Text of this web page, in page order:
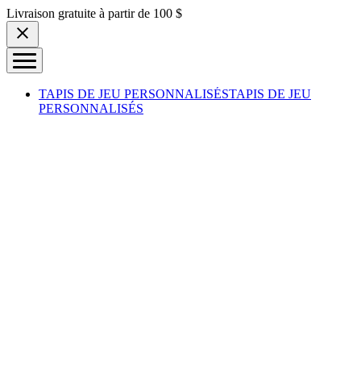
Skip to content
Livraison gratuite à partir de 100 $
TAPIS DE JEU PERSONNALISÉSTAPIS DE JEU
PERSONNALISÉS